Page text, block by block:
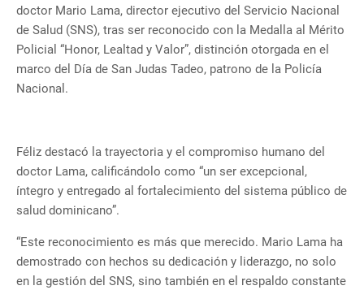
doctor Mario Lama, director ejecutivo del Servicio Nacional
de Salud (SNS), tras ser reconocido con la Medalla al Mérito
Policial “Honor, Lealtad y Valor”, distinción otorgada en el
marco del Día de San Judas Tadeo, patrono de la Policía
Nacional.
Féliz destacó la trayectoria y el compromiso humano del
doctor Lama, calificándolo como “un ser excepcional,
íntegro y entregado al fortalecimiento del sistema público de
salud dominicano”.
“Este reconocimiento es más que merecido. Mario Lama ha
demostrado con hechos su dedicación y liderazgo, no solo
en la gestión del SNS, sino también en el respaldo constante